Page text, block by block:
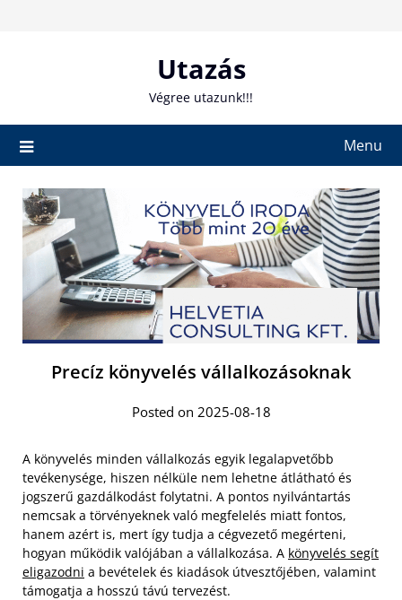
Utazás
Végree utazunk!!!
Menu
Precíz könyvelés vállalkozásoknak
Posted on 2025-08-18
A könyvelés minden vállalkozás egyik legalapvetőbb
tevékenysége, hiszen nélküle nem lehetne átlátható és
jogszerű gazdálkodást folytatni. A pontos nyilvántartás
nemcsak a törvényeknek való megfelelés miatt fontos,
hanem azért is, mert így tudja a cégvezető megérteni,
hogyan működik valójában a vállalkozása. A könyvelés segít
eligazodni a bevételek és kiadások útvesztőjében, valamint
támogatja a hosszú távú tervezést.